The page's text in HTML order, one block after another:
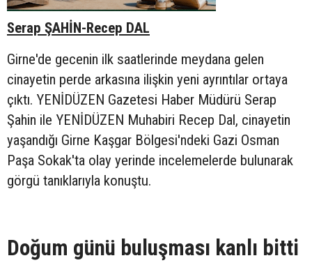
Serap ŞAHİN-Recep DAL
Girne'de gecenin ilk saatlerinde meydana gelen
cinayetin perde arkasına ilişkin yeni ayrıntılar ortaya
çıktı. YENİDÜZEN Gazetesi Haber Müdürü Serap
Şahin ile YENİDÜZEN Muhabiri Recep Dal, cinayetin
yaşandığı Girne Kaşgar Bölgesi'ndeki Gazi Osman
Paşa Sokak'ta olay yerinde incelemelerde bulunarak
görgü tanıklarıyla konuştu.
Doğum günü buluşması kanlı bitti